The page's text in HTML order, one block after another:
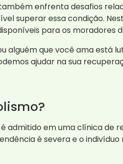
enfrenta desafios
superar essa condição.
para os moradores
alguém que você ama está
ajudar na sua
admitido em uma clínica de
é severa e o